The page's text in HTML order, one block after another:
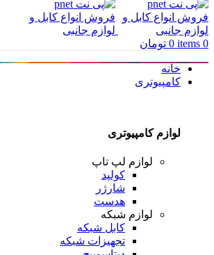
0
items
0 تومان
خانه
کامپیوتری
لوازم کامپیوتری
لوازم لپ تاپ
کولپد
شارژر
هدست
لوازم شبکه
کابل شبکه
تجهیزات شبکه